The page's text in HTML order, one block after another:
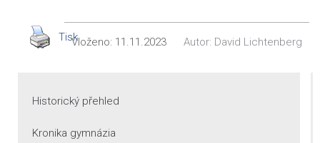
TiskVloženo: 11.11.2023 Autor: David Lichtenberg
Historický přehled
Kronika gymnázia